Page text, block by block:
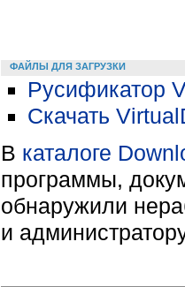
ФАЙЛЫ ДЛЯ ЗАГРУЗКИ
Русификатор
Скачать
В каталоге
программы,
обнаружили
и